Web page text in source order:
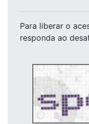
Para liberar o
responda ao